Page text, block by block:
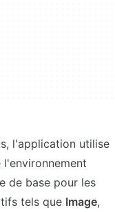
l'application utilise
l'environnement
de base pour les
tels que Image,